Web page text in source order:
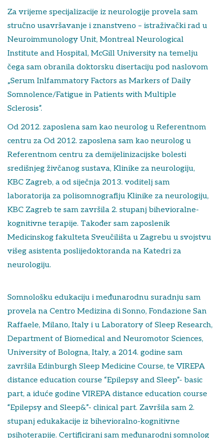
Za vrijeme specijalizacije iz neurologije provela sam
stručno usavršavanje i znanstveno – istraživački rad u
Neuroimmunology Unit, Montreal Neurological
Institute and Hospital, McGill University na temelju
čega sam obranila doktorsku disertaciju pod naslovom
„Serum Inlfammatory Factors as Markers of Daily
Somnolence/Fatigue in Patients with Multiple
Sclerosis”.
Od 2012. zaposlena sam kao neurolog u Referentnom
centru za Od 2012. zaposlena sam kao neurolog u
Referentnom centru za demijelinizacijske bolesti
središnjeg živčanog sustava, Klinike za neurologiju,
KBC Zagreb, a od siječnja 2013. voditelj sam
laboratorija za polisomnografiju Klinike za neurologiju,
KBC Zagreb te sam završila 2. stupanj bihevioralne-
kognitivne terapije. Također sam zaposlenik
Medicinskog fakulteta Sveučilišta u Zagrebu u svojstvu
višeg asistenta poslijedoktoranda na Katedri za
neurologiju.
Somnološku edukaciju i međunarodnu suradnju sam
provela na Centro Medizina di Sonno, Fondazione San
Raffaele, Milano, Italy i u Laboratory of Sleep Research,
Department of Biomedical and Neuromotor Sciences,
University of Bologna, Italy, a 2014. godine sam
završila Edinburgh Sleep Medicine Course, te VIREPA
distance education course “Epilepsy and Sleep”- basic
part, a iduće godine VIREPA distance education course
“Epilepsy and Sleep&”- clinical part. Završila sam 2.
stupanj edukakacije iz bihevioralno-kognitivne
psihoterapije. Certificirani sam međunarodni somnolog